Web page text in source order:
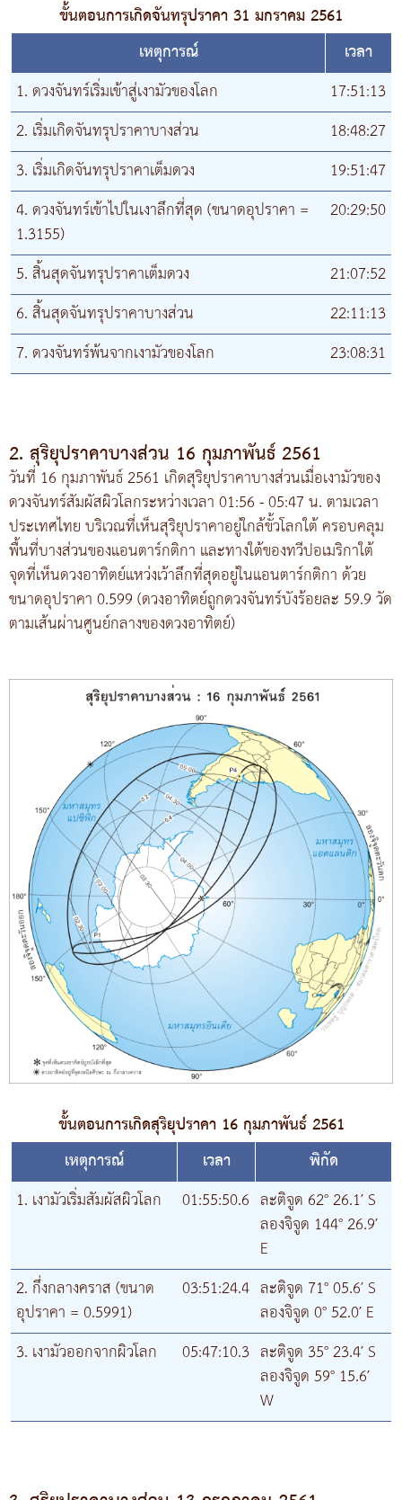
ขั้นตอนการเกิดจันทรุปราคา 31 มกราคม 2561
เหตุการณ์
เวลา
1. ดวงจันทร์เริ่มเข้าสู่เงามัวของโลก
17:51:13
2. เริ่มเกิดจันทรุปราคาบางส่วน
18:48:27
3. เริ่มเกิดจันทรุปราคาเต็มดวง
19:51:47
4. ดวงจันทร์เข้าไปในเงาลึกที่สุด (ขนาดอุปราคา =
1.3155)
20:29:50
5. สิ้นสุดจันทรุปราคาเต็มดวง
21:07:52
6. สิ้นสุดจันทรุปราคาบางส่วน
22:11:13
7. ดวงจันทร์พ้นจากเงามัวของโลก
23:08:31
2. สุริยุปราคาบางส่วน 16 กุมภาพันธ์ 2561
วันที่ 16 กุมภาพันธ์ 2561 เกิดสุริยุปราคาบางส่วนเมื่อเงามัวของ
ดวงจันทร์สัมผัสผิวโลกระหว่างเวลา 01:56 - 05:47 น. ตามเวลา
ประเทศไทย บริเวณที่เห็นสุริยุปราคาอยู่ใกล้ขั้วโลกใต้ ครอบคลุม
พื้นที่บางส่วนของแอนตาร์กติกา และทางใต้ของทวีปอเมริกาใต้
จุดที่เห็นดวงอาทิตย์แหว่งเว้าลึกที่สุดอยู่ในแอนตาร์กติกา ด้วย
ขนาดอุปราคา 0.599 (ดวงอาทิตย์ถูกดวงจันทร์บังร้อยละ 59.9 วัด
ตามเส้นผ่านศูนย์กลางของดวงอาทิตย์)
ขั้นตอนการเกิดสุริยุปราคา 16 กุมภาพันธ์ 2561
เหตุการณ์
เวลา
พิกัด
1. เงามัวเริ่มสัมผัสผิวโลก
01:55:50.6 ละติจูด 62° 26.1′ S
ลองจิจูด 144° 26.9′
E
2. กึ่งกลางคราส (ขนาด
อุปราคา = 0.5991)
03:51:24.4 ละติจูด 71° 05.6′ S
ลองจิจูด 0° 52.0′ E
3. เงามัวออกจากผิวโลก
05:47:10.3 ละติจูด 35° 23.4′ S
ลองจิจูด 59° 15.6′
W